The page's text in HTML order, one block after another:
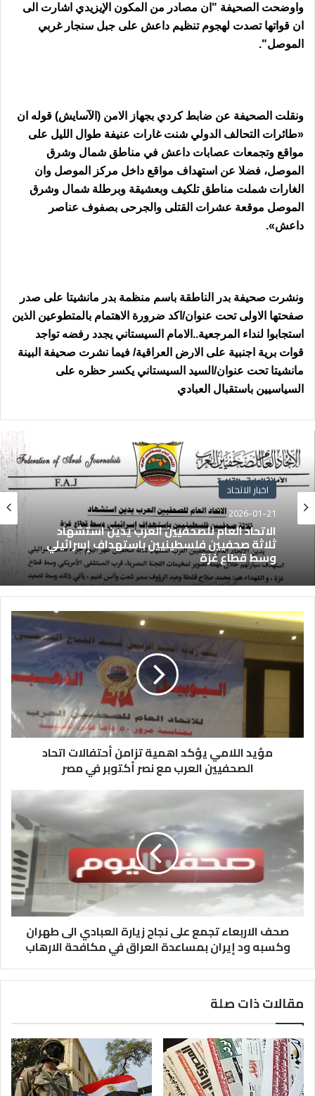
واوضحت الصحيفة "ان مصادر من المكون الإيزيدي اشارت الى
ان قواتها تصدت لهجوم تنظيم داعش على جبل سنجار غربي
الموصل".
ونقلت الصحيفة عن ضابط كردي بجهاز الامن (الآسايش) قوله ان
«طائرات التحالف الدولي شنت غارات عنيفة طوال الليل على
مواقع وتجمعات عصابات داعش في مناطق شمال وشرق
الموصل، فضلا عن استهداف مواقع داخل مركز الموصل وان
الغارات شملت مناطق تلكيف وبعشيقة وبرطلة شمال وشرق
الموصل موقعة عشرات القتلى والجرحى بصفوف عناصر
داعش».
ونشرت صحيفة بدر الناطقة باسم منظمة بدر مانشيتا على صدر
صفحتها الاولى تحت عنوان/اكد ضرورة الاهتمام بالمتطوعين الذين
استجابوا لنداء المرجعية..الامام السيستاني يجدد رفضه تواجد
قوات برية اجنبية على الارض العراقية/ فيما نشرت صحيفة البينة
مانشيتا تحت عنوان/السيد السيستاني يكسر حظره على
السياسيين باستقبال العبادي
اخبار الاتحاد
2026-01-21
الاتحاد العام للصحفيين العرب يدين استشهاد
ثلاثة صحفيين فلسطينيين باستهداف إسرائيلي
وسط قطاع غزة
مؤيد اللامي يؤكد اهمية تزامن أحتفالات اتحاد
الصحفيين العرب مع نصر أكتوبر في مصر
صحف الاربعاء تجمع على نجاح زيارة العبادي الى طهران
وكسبه ود إيران بمساعدة العراق في مكافحة الارهاب
مقالات ذات صلة